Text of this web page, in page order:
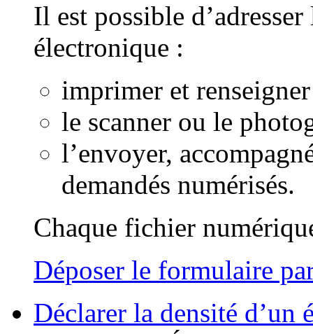
Il est possible
électronique :
imprimer et
le scanner ou le
l’envoyer,
demandés numérisés.
Chaque fichier
Déposer le formulaire
Déclarer la densité d’un